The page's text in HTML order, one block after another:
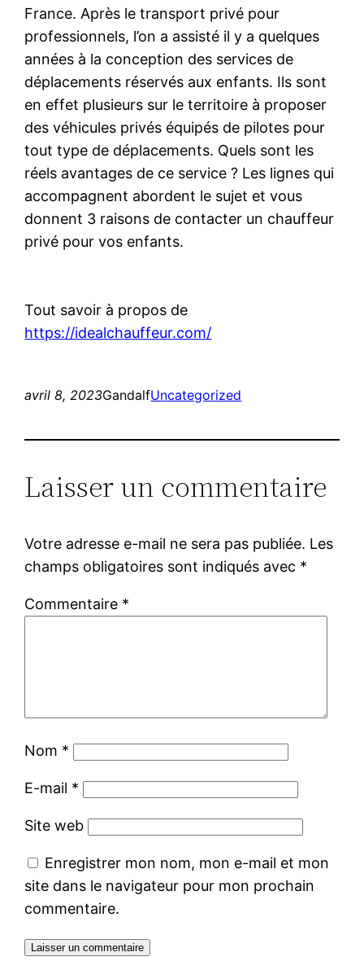
France. Après le transport privé pour
professionnels, l’on a assisté il y a quelques
années à la conception des services de
déplacements réservés aux enfants. Ils sont
en effet plusieurs sur le territoire à proposer
des véhicules privés équipés de pilotes pour
tout type de déplacements. Quels sont les
réels avantages de ce service ? Les lignes qui
accompagnent abordent le sujet et vous
donnent 3 raisons de contacter un chauffeur
privé pour vos enfants.
Tout savoir à propos de
https://idealchauffeur.com/
avril 8, 2023GandalfUncategorized
Laisser un commentaire
Votre adresse e-mail ne sera pas publiée. Les
champs obligatoires sont indiqués avec *
Commentaire *
Nom *
E-mail *
Site web
Enregistrer mon nom, mon e-mail et mon
site dans le navigateur pour mon prochain
commentaire.